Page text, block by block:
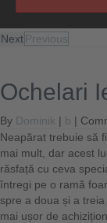
NextPrevious
Ochelari
By Dominik | b |
Neapărat trebuie să
mai mult, dar acest
răsfață cu ceva
întregi pe o ramă
spre a doua și a
mai ușor de